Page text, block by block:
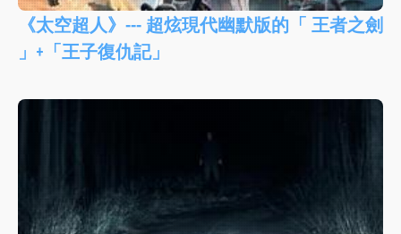
《太空超人》--- 超炫現代幽默版的「 王者之劍
」+「王子復仇記」